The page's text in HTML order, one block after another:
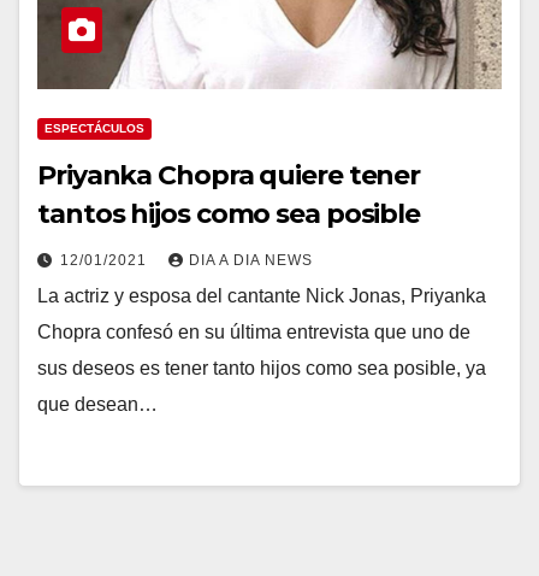
ESPECTÁCULOS
Priyanka Chopra quiere tener
tantos hijos como sea posible
12/01/2021 DIA A DIA NEWS
La actriz y esposa del cantante Nick Jonas, Priyanka
Chopra confesó en su última entrevista que uno de
sus deseos es tener tanto hijos como sea posible, ya
que desean…